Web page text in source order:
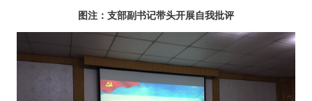
图注：支部副书记带头开展自我批评